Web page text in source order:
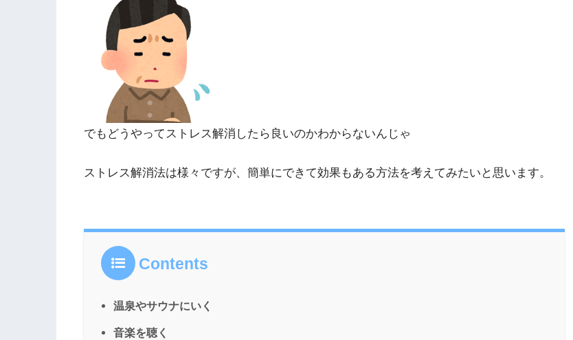
でもどうやってストレス解消したら良いのかわからないんじゃ
ストレス解消法は様々ですが、簡単にできて効果もある方法を考えてみたいと思います。
Contents
温泉やサウナにいく
音楽を聴く